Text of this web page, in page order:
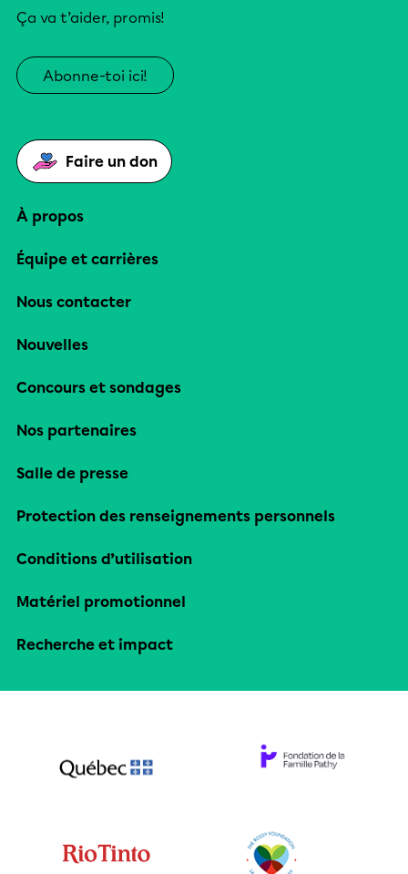
Ça va t’aider, promis!
Abonne-toi ici!
Faire un don
À propos
Équipe et carrières
Nous contacter
Nouvelles
Concours et sondages
Nos partenaires
Salle de presse
Protection des renseignements personnels
Conditions d’utilisation
Matériel promotionnel
Recherche et impact